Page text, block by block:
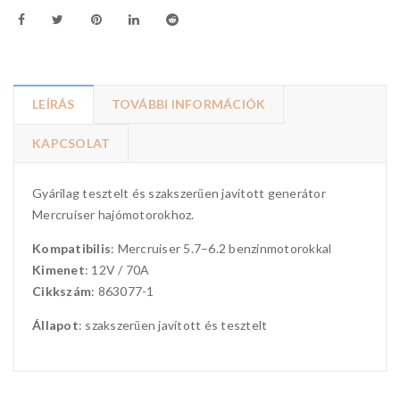
LEÍRÁS TOVÁBBI INFORMÁCIÓK
KAPCSOLAT
Gyárilag tesztelt és szakszerűen javított generátor
Mercruiser hajómotorokhoz.
Kompatibilis: Mercruiser 5.7–6.2 benzinmotorokkal
Kimenet: 12V / 70A
Cikkszám: 863077-1
Állapot: szakszerűen javított és tesztelt